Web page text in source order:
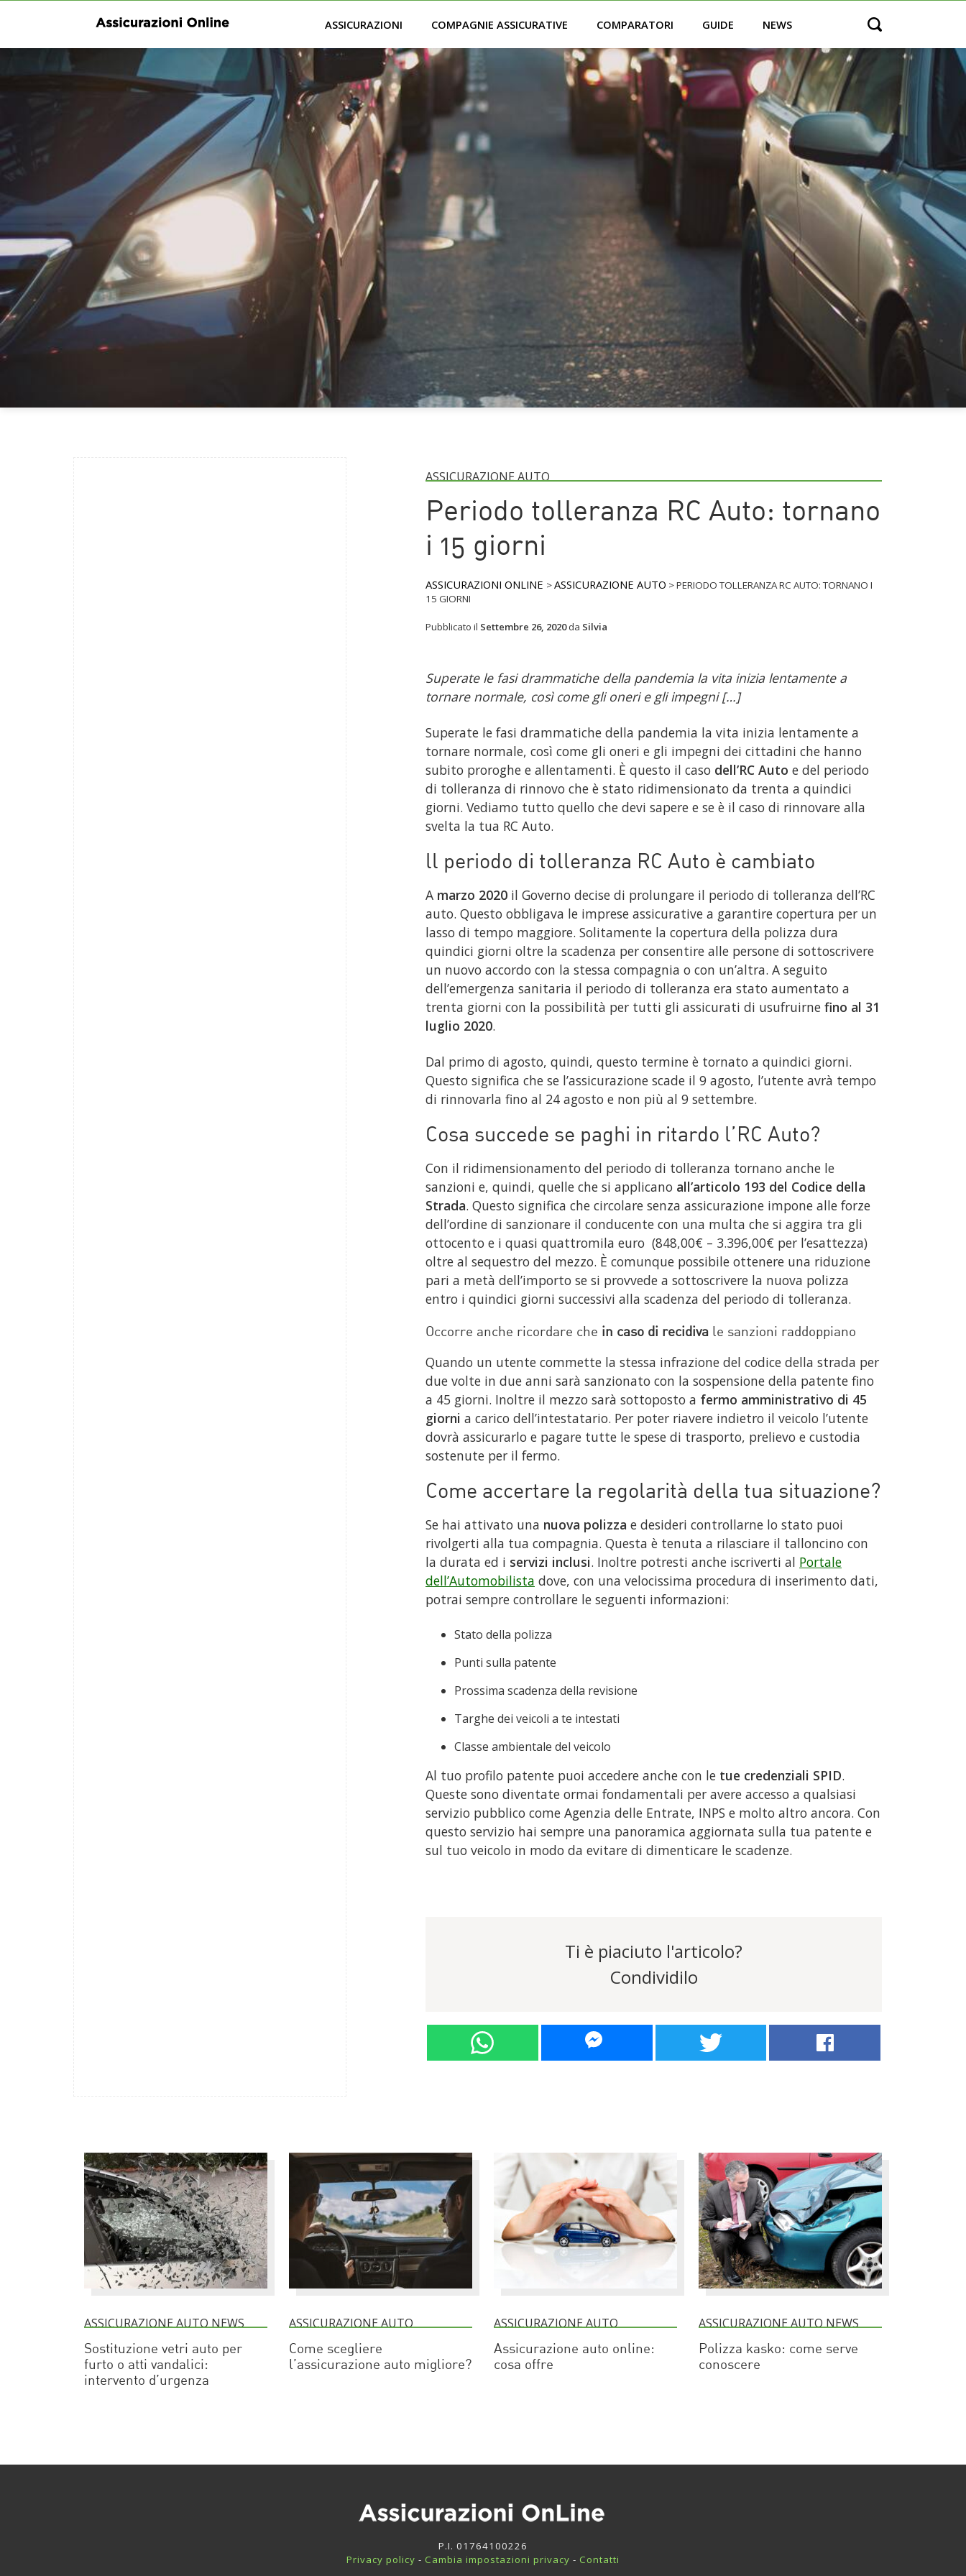
ASSICURAZIONI COMPAGNIE ASSICURATIVE COMPARATORI GUIDE NEWS Open search
ASSICURAZIONE AUTO
Periodo tolleranza RC Auto: tornano
i 15 giorni
ASSICURAZIONI ONLINE >ASSICURAZIONE AUTO >PERIODO TOLLERANZA RC AUTO: TORNANO I
15 GIORNI
Pubblicato il Settembre 26, 2020da Silvia
Superate le fasi drammatiche della pandemia la vita inizia lentamente a
tornare normale, così come gli oneri e gli impegni […]
Superate le fasi drammatiche della pandemia la vita inizia lentamente a
tornare normale, così come gli oneri e gli impegni dei cittadini che hanno
subito proroghe e allentamenti. È questo il caso dell’RC Auto e del periodo
di tolleranza di rinnovo che è stato ridimensionato da trenta a quindici
giorni. Vediamo tutto quello che devi sapere e se è il caso di rinnovare alla
svelta la tua RC Auto.
ll periodo di tolleranza RC Auto è cambiato
A marzo 2020 il Governo decise di prolungare il periodo di tolleranza dell’RC
auto. Questo obbligava le imprese assicurative a garantire copertura per un
lasso di tempo maggiore. Solitamente la copertura della polizza dura
quindici giorni oltre la scadenza per consentire alle persone di sottoscrivere
un nuovo accordo con la stessa compagnia o con un’altra. A seguito
dell’emergenza sanitaria il periodo di tolleranza era stato aumentato a
trenta giorni con la possibilità per tutti gli assicurati di usufruirne fino al 31
luglio 2020.
Dal primo di agosto, quindi, questo termine è tornato a quindici giorni.
Questo significa che se l’assicurazione scade il 9 agosto, l’utente avrà tempo
di rinnovarla fino al 24 agosto e non più al 9 settembre.
Cosa succede se paghi in ritardo l’RC Auto?
Con il ridimensionamento del periodo di tolleranza tornano anche le
sanzioni e, quindi, quelle che si applicano all’articolo 193 del Codice della
Strada. Questo significa che circolare senza assicurazione impone alle forze
dell’ordine di sanzionare il conducente con una multa che si aggira tra gli
ottocento e i quasi quattromila euro (848,00€ – 3.396,00€ per l’esattezza)
oltre al sequestro del mezzo. È comunque possibile ottenere una riduzione
pari a metà dell’importo se si provvede a sottoscrivere la nuova polizza
entro i quindici giorni successivi alla scadenza del periodo di tolleranza.
Occorre anche ricordare che in caso di recidiva le sanzioni raddoppiano
Quando un utente commette la stessa infrazione del codice della strada per
due volte in due anni sarà sanzionato con la sospensione della patente fino
a 45 giorni. Inoltre il mezzo sarà sottoposto a fermo amministrativo di 45
giorni a carico dell’intestatario. Per poter riavere indietro il veicolo l’utente
dovrà assicurarlo e pagare tutte le spese di trasporto, prelievo e custodia
sostenute per il fermo.
Come accertare la regolarità della tua situazione?
Se hai attivato una nuova polizza e desideri controllarne lo stato puoi
rivolgerti alla tua compagnia. Questa è tenuta a rilasciare il talloncino con
la durata ed i servizi inclusi. Inoltre potresti anche iscriverti al Portale
dell’Automobilista dove, con una velocissima procedura di inserimento dati,
potrai sempre controllare le seguenti informazioni:
Stato della polizza
Punti sulla patente
Prossima scadenza della revisione
Targhe dei veicoli a te intestati
Classe ambientale del veicolo
Al tuo profilo patente puoi accedere anche con le tue credenziali SPID.
Queste sono diventate ormai fondamentali per avere accesso a qualsiasi
servizio pubblico come Agenzia delle Entrate, INPS e molto altro ancora. Con
questo servizio hai sempre una panoramica aggiornata sulla tua patente e
sul tuo veicolo in modo da evitare di dimenticare le scadenze.
Ti è piaciuto l'articolo?
Condividilo
ASSICURAZIONE AUTO NEWS
Sostituzione vetri auto per
furto o atti vandalici:
intervento d’urgenza
ASSICURAZIONE AUTO
Come scegliere
l’assicurazione auto migliore?
ASSICURAZIONE AUTO
Assicurazione auto online:
cosa offre
ASSICURAZIONE AUTO NEWS
Polizza kasko: come serve
conoscere
P.I. 01764100226
Privacy policy - Cambia impostazioni privacy - Contatti